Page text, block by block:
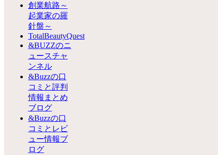
創業航路～
起業家の羅
針盤～
TotalBeautyQuest
&BUZZのニ
ュースチャ
ンネル
&Buzzの口
コミと評判
情報まとめ
ブログ
&Buzzの口
コミとレビ
ュー情報ブ
ログ